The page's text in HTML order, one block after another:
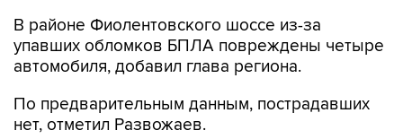
В районе Фиолентовского шоссе из-за
упавших обломков БПЛА повреждены четыре
автомобиля, добавил глава региона.
По предварительным данным, пострадавших
нет, отметил Развожаев.